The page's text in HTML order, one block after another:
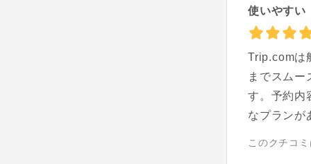
使いやすい
Trip.comは
までスム
す。予約内
なプランが
このクチコ